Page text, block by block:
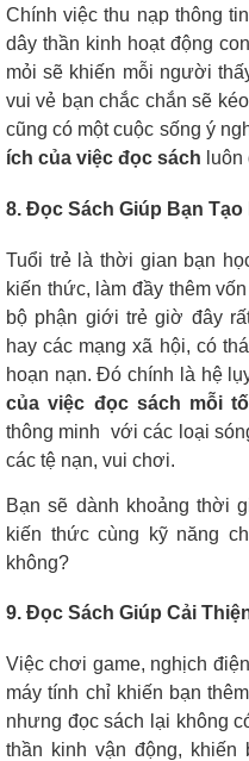
Chính việc thu nạp thông
dây thần kinh hoạt động
mỏi sẽ khiến mỗi người
vui vẻ bạn chắc chắn sẽ
cũng có một cuộc sống ý
ích của việc đọc sách
8. Đọc Sách Giúp Bạn
Tuổi trẻ là thời gian bạn
kiến thức, làm đầy thêm
bộ phận giới trẻ giờ đây
hay các mạng xã hội, có
hoạn nạn. Đó chính là hệ
của việc đọc sách mỗi
thông minh với các loại
các tệ nạn, vui chơi.
Bạn sẽ dành khoảng thời
kiến thức cùng kỹ năng
không?
9. Đọc Sách Giúp Cải
Việc chơi game, nghịch
máy tính chỉ khiến bạn
nhưng đọc sách lại không
thần kinh vận động,